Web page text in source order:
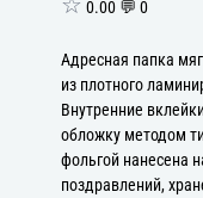
0.00 💬 0
Адресная папка
из плотного
Внутренние
обложку методом
фольгой нанесена
поздравлений,